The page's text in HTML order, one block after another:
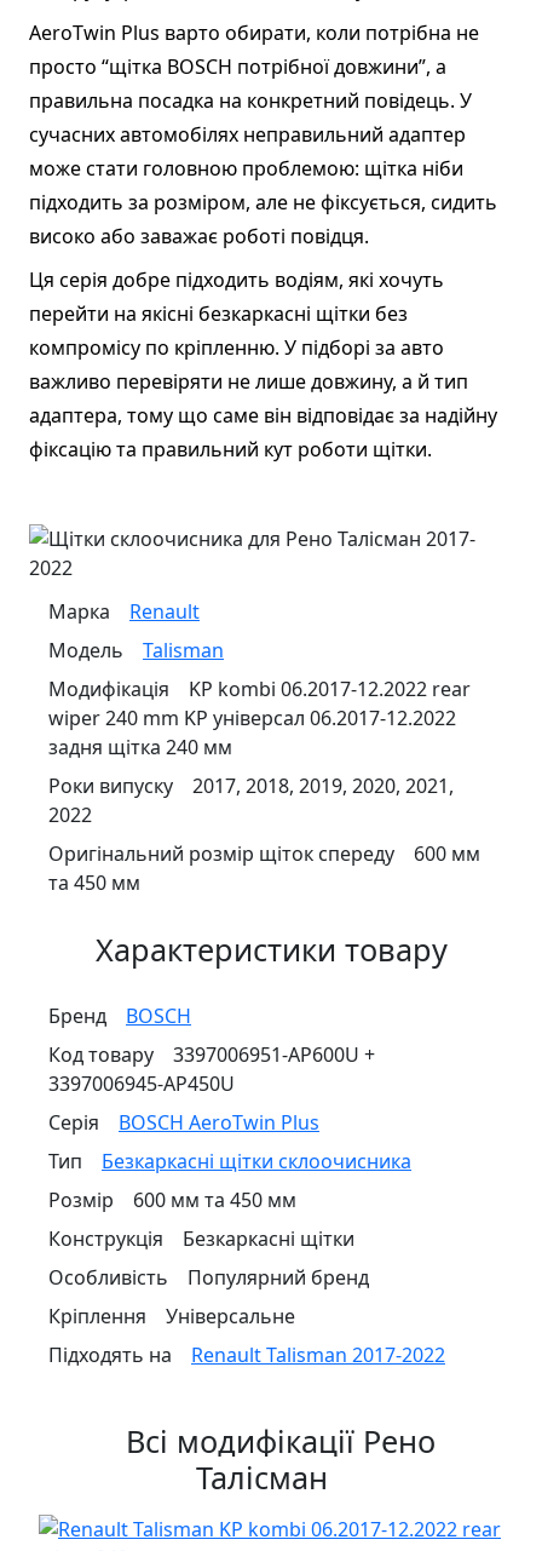
AeroTwin Plus варто обирати, коли потрібна не
просто “щітка BOSCH потрібної довжини”, а
правильна посадка на конкретний повідець. У
сучасних автомобілях неправильний адаптер
може стати головною проблемою: щітка ніби
підходить за розміром, але не фіксується, сидить
високо або заважає роботі повідця.
Ця серія добре підходить водіям, які хочуть
перейти на якісні безкаркасні щітки без
компромісу по кріпленню. У підборі за авто
важливо перевіряти не лише довжину, а й тип
адаптера, тому що саме він відповідає за надійну
фіксацію та правильний кут роботи щітки.
Марка
Renault
Модель
Talisman
Модифікація
KP kombi 06.2017-12.2022 rear
wiper 240 mm KP універсал 06.2017-12.2022
задня щітка 240 мм
Роки випуску
2017, 2018, 2019, 2020, 2021,
2022
Оригінальний розмір щіток спереду
600 мм
та 450 мм
Характеристики товару
Бренд
BOSCH
Код товару
3397006951-AP600U +
3397006945-AP450U
Серія
BOSCH AeroTwin Plus
Тип
Безкаркасні щітки склоочисника
Розмір
600 мм та 450 мм
Конструкція
Безкаркасні щітки
Особливість
Популярний бренд
Кріплення
Універсальне
Підходять на
Renault Talisman 2017-2022
Всі модифікації Рено
Талісман